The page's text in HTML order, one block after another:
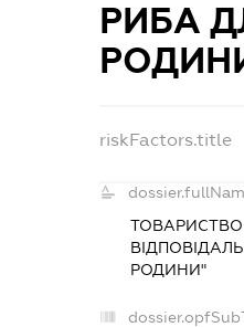
РИБА
riskFactors.title
РОДИНИ"